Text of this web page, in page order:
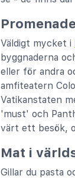
Väldigt mycket i
byggnaderna
eller för andra
amfiteatern
Vatikanstaten
'must' och
värt ett besök,
Mat i
Gillar du pasta